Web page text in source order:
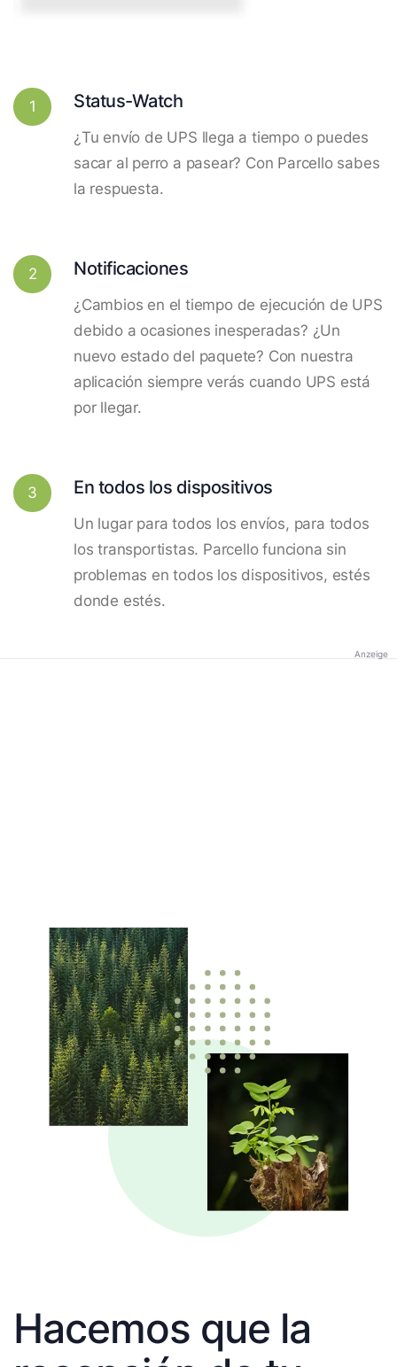
1 Status-Watch
¿Tu envío de UPS llega a tiempo o puedes
sacar al perro a pasear? Con Parcello sabes
la respuesta.
2 Notificaciones
¿Cambios en el tiempo de ejecución de UPS
debido a ocasiones inesperadas? ¿Un
nuevo estado del paquete? Con nuestra
aplicación siempre verás cuando UPS está
por llegar.
3 En todos los dispositivos
Un lugar para todos los envíos, para todos
los transportistas. Parcello funciona sin
problemas en todos los dispositivos, estés
donde estés.
Anzeige
Hacemos que la